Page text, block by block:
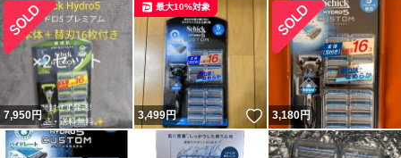
7,950円 3,499円 いいね！
最大10%対象
3,180円